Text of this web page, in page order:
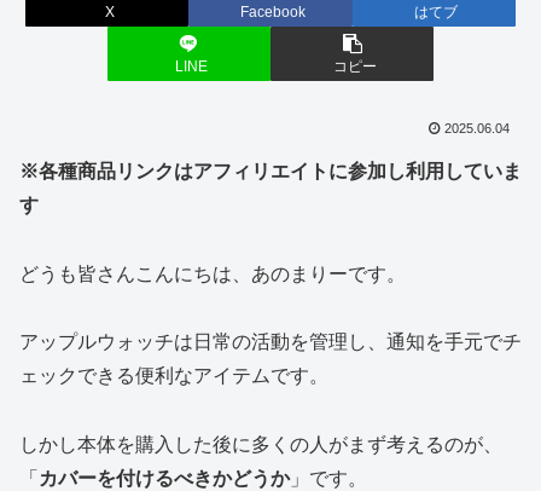
X Facebook はてブ
LINE コピー
2025.06.04
※各種商品リンクはアフィリエイトに参加し利用していま
す
どうも皆さんこんにちは、あのまりーです。
アップルウォッチは日常の活動を管理し、通知を手元でチ
ェックできる便利なアイテムです。
しかし本体を購入した後に多くの人がまず考えるのが、
「 カバーを付けるべきかどうか」です。